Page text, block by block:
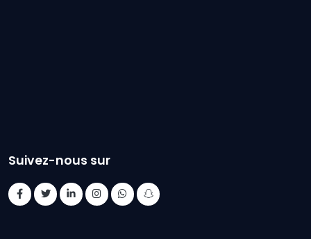
Suivez-nous sur